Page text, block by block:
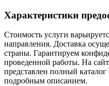
Характеристики
Стоимость услуги
направления. Доставка
страны. Гарантируем
проведенной работы. На
представлен полный
подробным описанием.